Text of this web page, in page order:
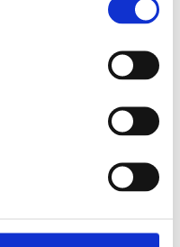
par l’étude
par OFS
ses prestations
de services